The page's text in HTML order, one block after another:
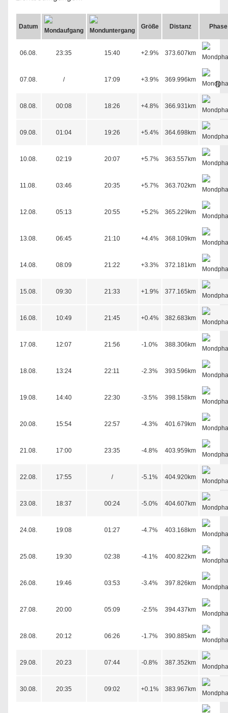
Datum Größe Distanz Phase
06.08. 23:35 15:40 +2.9% 373.607km
07.08. / 17:09 +3.9% 369.996km
08.08. 00:08 18:26 +4.8% 366.931km
09.08. 01:04 19:26 +5.4% 364.698km
10.08. 02:19 20:07 +5.7% 363.557km
11.08. 03:46 20:35 +5.7% 363.702km
12.08. 05:13 20:55 +5.2% 365.229km
13.08. 06:45 21:10 +4.4% 368.109km
14.08. 08:09 21:22 +3.3% 372.181km
15.08. 09:30 21:33 +1.9% 377.165km
16.08. 10:49 21:45 +0.4% 382.683km
17.08. 12:07 21:56 -1.0% 388.306km
18.08. 13:24 22:11 -2.3% 393.596km
19.08. 14:40 22:30 -3.5% 398.158km
20.08. 15:54 22:57 -4.3% 401.679km
21.08. 17:00 23:35 -4.8% 403.959km
22.08. 17:55 / -5.1% 404.920km
23.08. 18:37 00:24 -5.0% 404.607km
24.08. 19:08 01:27 -4.7% 403.168km
25.08. 19:30 02:38 -4.1% 400.822km
26.08. 19:46 03:53 -3.4% 397.826km
27.08. 20:00 05:09 -2.5% 394.437km
28.08. 20:12 06:26 -1.7% 390.885km
29.08. 20:23 07:44 -0.8% 387.352km
30.08. 20:35 09:02 +0.1% 383.967km